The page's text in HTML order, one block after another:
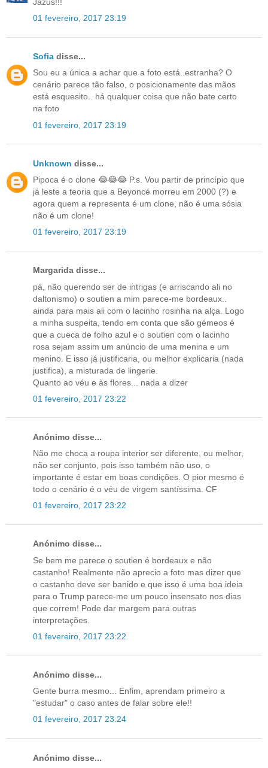
01 fevereiro, 2017 23:19
Sofia disse...
Sou eu a única a achar que a foto está..estranha? O
cenário parece tão falso, o posicionamente das mãos
está esquesito.. há qualquer coisa que não bate certo
na foto
01 fevereiro, 2017 23:19
Unknown disse...
Pipoca é o clone 😂😂😂 P.s. Vou partir de princípio que
já leste a teoria que a Beyoncé morreu em 2000 (?) e
agora quem a representa é um clone, não é uma sósia
não é um clone!
01 fevereiro, 2017 23:19
Margarida disse...
pá, não querendo ser de intrigas (e arriscando ali no
daltonismo) o soutien a mim parece-me bordeaux..
ainda para mais ali com o lacinho rosinha na alça. Logo
a minha suspeita, tendo em conta que são gémeos é
que a cueca de folho azul e o soutien com o lacinho
rosa sejam assim um anúncio de uma menina e um
menino. E isso já justificaria, ou melhor explicaria (nada
justifica), a misturada de lingerie.
Quanto ao véu e às flores... nada a dizer
01 fevereiro, 2017 23:22
Anónimo disse...
Não me choca a roupa interior ser diferente, ou melhor,
não ser conjunto, pois isso também não uso, o
importante é estar em boas condições. O pior mesmo é
todo o cenário é o véu de virgem santíssima. CF
01 fevereiro, 2017 23:22
Anónimo disse...
Se bem me parece o soutien é bordeaux e não
castanho! Realmente não aprecio a foto mas dizer que
o castanho deve ser banido e que isso é uma boa ideia
para o Trump parece-me um pouco insensato nos dias
que correm! Pode dar margem para outras
interpretações.
01 fevereiro, 2017 23:22
Anónimo disse...
Gente burra mesmo... Enfim, aprendam primeiro a
"estudar" o caso antes de falar sobre ele!!
01 fevereiro, 2017 23:24
Anónimo disse...